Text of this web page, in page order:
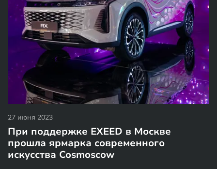
27 июня 2023
При поддержке EXEED в Москве
прошла ярмарка современного
искусства Cosmoscow